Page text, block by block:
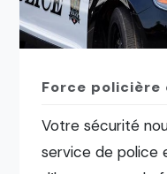
Force policière
Votre sécurité
service de police